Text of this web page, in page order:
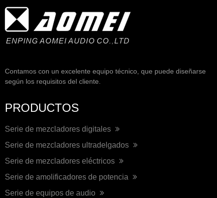
Contamos con un excelente equipo técnico, que puede diseñarse
según los requisitos del cliente.
PRODUCTOS
Serie de mezcladores digitales
Serie de mezcladores ultradelgados
Serie de mezcladores eléctricos
Serie de amolificadores de potencia
Serie de equipos de audio